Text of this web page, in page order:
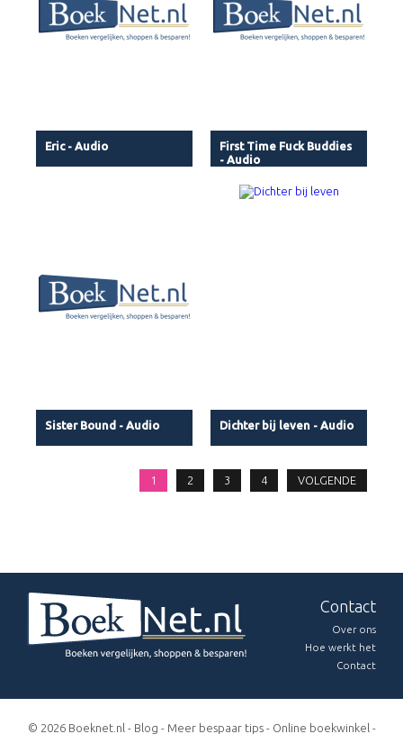
Eric - Audio
First Time Fuck Buddies
- Audio
Sister Bound - Audio Dichter bij leven - Audio
1 2 3 4 VOLGENDE
Contact
Over ons
Hoe werkt het
Contact
© 2026 Boeknet.nl - Blog - Meer bespaar tips- Online boekwinkel -